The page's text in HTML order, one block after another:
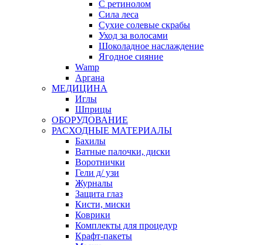
С ретинолом
Сила леса
Сухие солевые скрабы
Уход за волосами
Шоколадное наслаждение
Ягодное сияние
Wamp
Аргана
МЕДИЦИНА
Иглы
Шприцы
ОБОРУДОВАНИЕ
РАСХОДНЫЕ МАТЕРИАЛЫ
Бахилы
Ватные палочки, диски
Воротнички
Гели д/ узи
Журналы
Защита глаз
Кисти, миски
Коврики
Комплекты для процедур
Крафт-пакеты